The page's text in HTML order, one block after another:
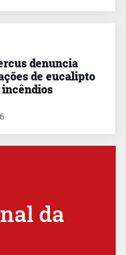
denuncia
de eucalipto
incêndios
da